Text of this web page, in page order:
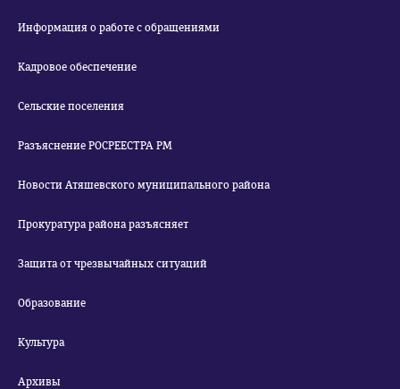
Информация о работе с обращениями
Кадровое обеспечение
Сельские поселения
Разъяснение РОСРЕЕСТРА РМ
Новости Атяшевского муниципального района
Прокуратура района разъясняет
Защита от чрезвычайных ситуаций
Образование
Культура
Архивы